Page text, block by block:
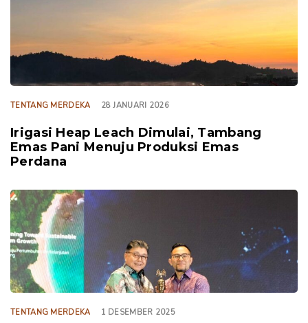
TENTANG MERDEKA 28 JANUARI 2026
Irigasi Heap Leach Dimulai, Tambang
Emas Pani Menuju Produksi Emas
Perdana
TAGS
TENTANG MERDEKA 1 DESEMBER 2025